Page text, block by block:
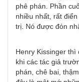
phê phán. Phần
nhiều nhất, rất
trị. Nó được đón
Henry Kissinger thì
khi các tác giả
phán, chê bai,